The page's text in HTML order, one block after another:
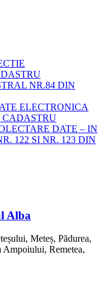
NR.84 DIN
ELECTRONICA
CADASTRU
DATE – IN
122 SI NR. 123 DIN
Alba
Meteș, Pădurea,
Ampoiului, Remetea,